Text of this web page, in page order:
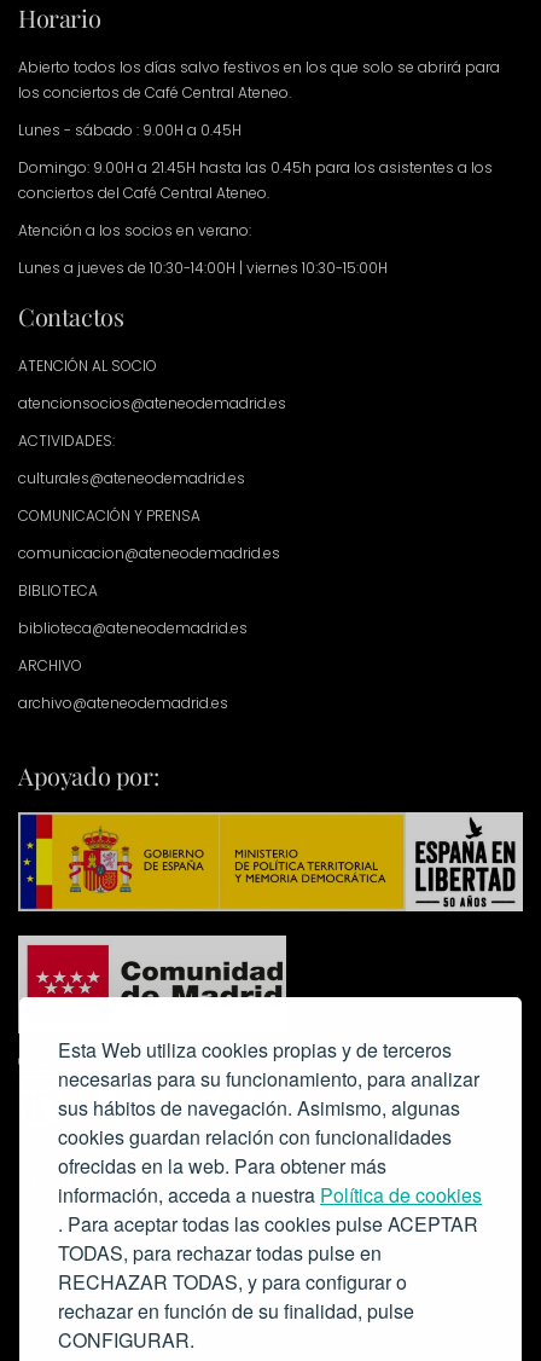
Esta Web utiliza cookies propias y de terceros
necesarias para su funcionamiento, para analizar
sus hábitos de navegación. Asimismo, algunas
cookies guardan relación con funcionalidades
ofrecidas en la web. Para obtener más
información, acceda a nuestra Política de cookies
. Para aceptar todas las cookies pulse ACEPTAR
TODAS, para rechazar todas pulse en
RECHAZAR TODAS, y para configurar o
rechazar en función de su finalidad, pulse
CONFIGURAR.
Horario
Abierto todos los días salvo festivos en los que solo se abrirá para
los conciertos de Café Central Ateneo.
Lunes - sábado : 9.00H a 0.45H
Domingo: 9.00H a 21.45H hasta las 0.45h para los asistentes a los
conciertos del Café Central Ateneo.
Atención a los socios en verano:
Lunes a jueves de 10:30-14:00H | viernes 10:30-15:00H
Contactos
ATENCIÓN AL SOCIO
atencionsocios@ateneodemadrid.es
ACTIVIDADES:
culturales@ateneodemadrid.es
COMUNICACIÓN Y PRENSA
comunicacion@ateneodemadrid.es
BIBLIOTECA
biblioteca@ateneodemadrid.es
ARCHIVO
archivo@ateneodemadrid.es
Apoyado por:
Colabora: